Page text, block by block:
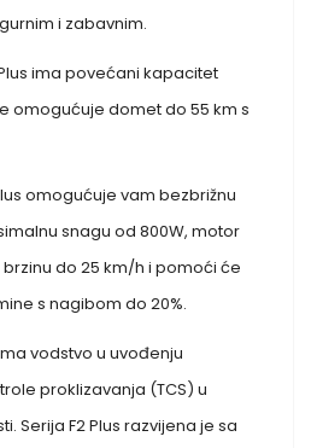
i zabavnim.
ima povećani kapacitet
omogućuje domet do 55 km s
omogućuje vam bezbrižnu
snagu od 800W, motor
do 25 km/h i pomoći će
s nagibom do 20%.
vodstvo u uvođenju
proklizavanja (TCS) u
Serija F2 Plus razvijena je sa